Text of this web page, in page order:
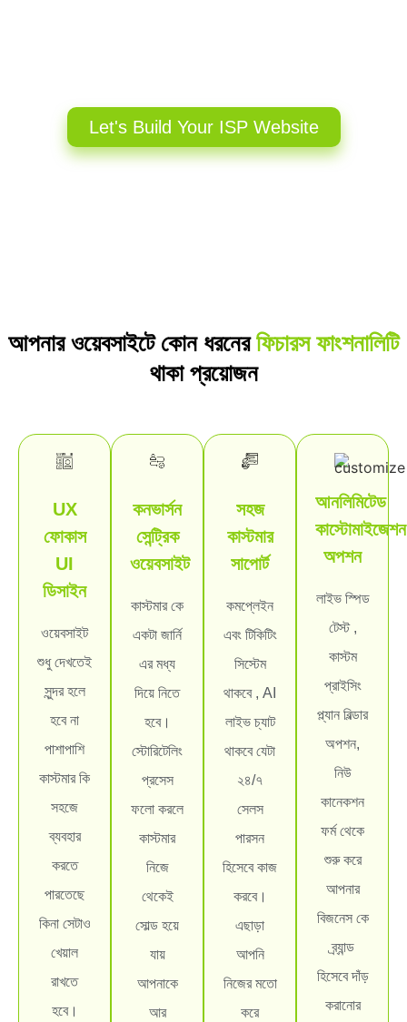
Let's Build Your ISP Website
আপনার ওয়েবসাইটে কোন ধরনেরফিচারস ফাংশনালিটি
থাকা প্রয়োজন
UX
ফোকাস
UI
ডিসাইন
ওয়েবসাইট
শুধু দেখতেই
সুন্দর হলে
হবে না
পাশাপাশি
কাস্টমার কি
সহজে
ব্যবহার
করতে
পারতেছে
কিনা সেটাও
খেয়াল
রাখতে
হবে।
কনভার্সন
সেন্ট্রিক
ওয়েবসাইট
কাস্টমার কে
একটা জার্নি
এর মধ্য
দিয়ে নিতে
হবে।
স্টোরিটেলিং
প্রসেস
ফলো করলে
কাস্টমার
নিজে
থেকেই
সোল্ড হয়ে
যায়
আপনাকে
আর
সহজ
কাস্টমার
সাপোর্ট
কমপ্লেইন
এবং টিকিটিং
সিস্টেম
থাকবে , AI
লাইভ চ্যাট
থাকবে যেটা
২৪/৭
সেলস
পারসন
হিসেবে কাজ
করবে।
এছাড়া
আপনি
নিজের মতো
করে
আনলিমিটেড
কাস্টোমাইজেশন
অপশন
লাইভ স্পিড
টেস্ট ,
কাস্টম
প্রাইসিং
প্ল্যান বিল্ডার
অপশন,
নিউ
কানেকশন
ফর্ম থেকে
শুরু করে
আপনার
বিজনেস কে
ব্র্যান্ড
হিসেবে দাঁড়
করানোর